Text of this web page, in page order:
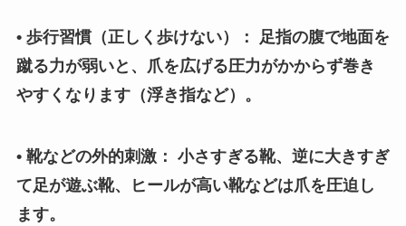
• 歩行習慣（正しく歩けない）： 足指の腹で地面を
蹴る力が弱いと、爪を広げる圧力がかからず巻き
やすくなります（浮き指など）。
• 靴などの外的刺激： 小さすぎる靴、逆に大きすぎ
て足が遊ぶ靴、ヒールが高い靴などは爪を圧迫し
ます。